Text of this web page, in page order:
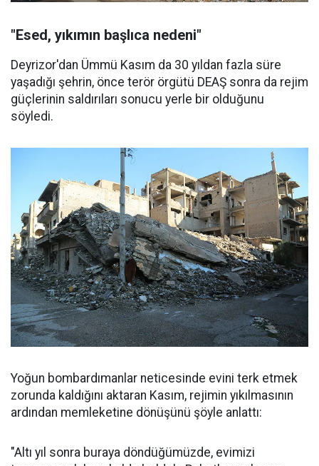
"Esed, yıkımın başlıca nedeni"
Deyrizor'dan Ümmü Kasım da 30 yıldan fazla süre
yaşadığı şehrin, önce terör örgütü DEAŞ sonra da rejim
güçlerinin saldırıları sonucu yerle bir olduğunu
söyledi.
Yoğun bombardımanlar neticesinde evini terk etmek
zorunda kaldığını aktaran Kasım, rejimin yıkılmasının
ardından memleketine dönüşünü şöyle anlattı:
"Altı yıl sonra buraya döndüğümüzde, evimizi